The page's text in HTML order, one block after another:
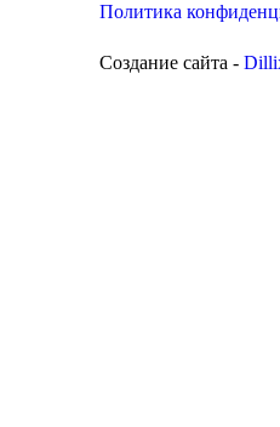
Политика
Создание сайта -